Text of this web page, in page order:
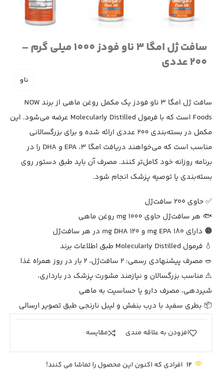
سافت ژل امگا 3 ناو فودز 1000 میلی گرم –
200 عددی
ناو
سافت ژل امگا 3 ناو فودز یک مکمل روغن ماهی از برند NOW
Foods است که با فرمول Molecularly Distilled عرضه می‌شود. این
مکمل در بسته‌بندی 200 عددی ارائه شده و برای بزرگسالانی
مناسب است که می‌خواهند دریافت امگا 3، EPA و DHA را در
برنامه روزانه خود کامل‌تر کنند. مصرف آن باید طبق دستور روی
بسته‌بندی یا توصیه پزشک انجام شود.
✅ حاوی 200 سافت‌ژل
🐟 هر سافت‌ژل حاوی 1000 mg روغن ماهی
🟠 دارای 180 mg EPA و 120 mg DHA در هر سافت‌ژل
💧 فرمول Molecularly Distilled طبق اطلاعات برند
🥗 مصرف پیشنهادی رسمی: 2 سافت‌ژل، 2 بار در روز همراه غذا
⚠️ مناسب بزرگسالان و نیازمند مشورت پزشک در بارداری،
شیردهی، مصرف دارو یا حساسیت به ماهی
📦 بطری سفید با درب بنفش و لیبل نارنجی طبق تصویر ارسالی
افزودن به علاقه مندی مقايسه
12 افرادی که اکنون این محصول را تماشا می کنند!